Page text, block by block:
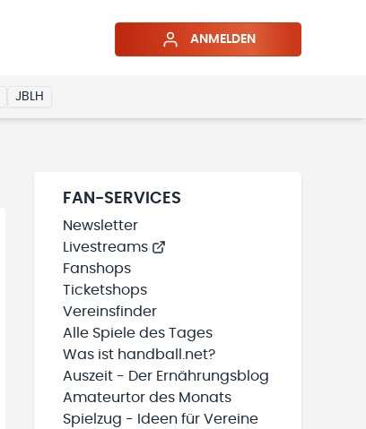
ANMELDEN
JBLH
FAN-SERVICES
Newsletter
Livestreams
Fanshops
Ticketshops
Vereinsfinder
Alle Spiele des Tages
Was ist handball.net?
Auszeit - Der Ernährungsblog
Amateurtor des Monats
Spielzug - Ideen für Vereine